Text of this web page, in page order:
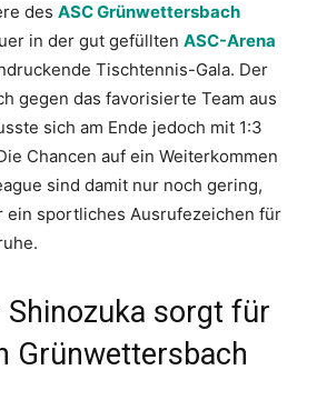
des ASC Grünwettersbach
in der gut gefüllten ASC-Arena
Tischtennis-Gala. Der
gegen das favorisierte Team aus
sich am Ende jedoch mit 1:3
Chancen auf ein Weiterkommen
sind damit nur noch gering,
ein sportliches Ausrufezeichen für
sorgt für
Grünwettersbach